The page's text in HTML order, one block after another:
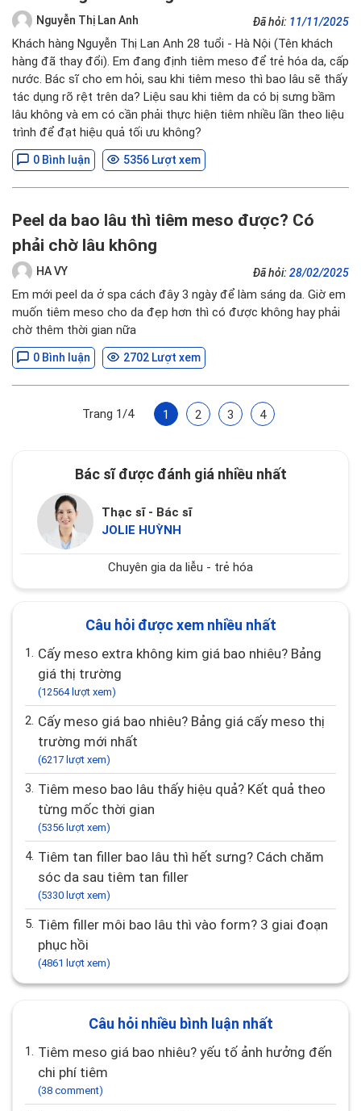
Nguyễn Thị Lan Anh Đã hỏi: 11/11/2025
Khách hàng Nguyễn Thị Lan Anh 28 tuổi - Hà Nội (Tên khách
hàng đã thay đổi). Em đang định tiêm meso để trẻ hóa da, cấp
nước. Bác sĩ cho em hỏi, sau khi tiêm meso thì bao lâu sẽ thấy
tác dụng rõ rệt trên da? Liệu sau khi tiêm da có bị sưng bầm
lâu không và em có cần phải thực hiện tiêm nhiều lần theo liệu
trình để đạt hiệu quả tối ưu không?
0 Bình luận 5356 Lượt xem
Peel da bao lâu thì tiêm meso được? Có
phải chờ lâu không
HA VY Đã hỏi: 28/02/2025
Em mới peel da ở spa cách đây 3 ngày để làm sáng da. Giờ em
muốn tiêm meso cho da đẹp hơn thì có được không hay phải
chờ thêm thời gian nữa
0 Bình luận 2702 Lượt xem
Trang 1/4 1 2 3 4
Bác sĩ được đánh giá nhiều nhất
Thạc sĩ - Bác sĩ
JOLIE HUỲNH
Chuyên gia da liễu - trẻ hóa
Câu hỏi được xem nhiều nhất
1. Cấy meso extra không kim giá bao nhiêu? Bảng
giá thị trường
(12564 lượt xem)
2. Cấy meso giá bao nhiêu? Bảng giá cấy meso thị
trường mới nhất
(6217 lượt xem)
3. Tiêm meso bao lâu thấy hiệu quả? Kết quả theo
từng mốc thời gian
(5356 lượt xem)
4. Tiêm tan filler bao lâu thì hết sưng? Cách chăm
sóc da sau tiêm tan filler
(5330 lượt xem)
5. Tiêm filler môi bao lâu thì vào form? 3 giai đoạn
phục hồi
(4861 lượt xem)
Câu hỏi nhiều bình luận nhất
1. Tiêm meso giá bao nhiêu? yếu tố ảnh hưởng đến
chi phí tiêm
(38 comment)